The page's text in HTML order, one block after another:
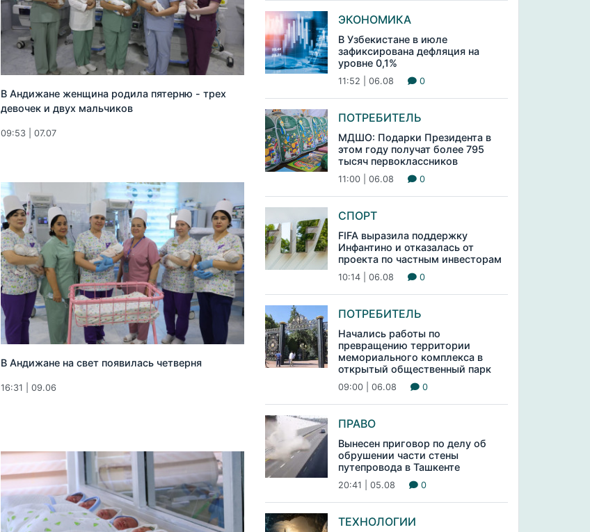
В Андижане женщина родила пятерню - трех
девочек и двух мальчиков
09:53 | 07.07
В Андижане на свет появилась четверня
16:31 | 09.06
ЭКОНОМИКА
В Узбекистане в июле
зафиксирована дефляция на
уровне 0,1%
11:52 | 06.08 0
ПОТРЕБИТЕЛЬ
МДШО: Подарки Президента в
этом году получат более 795
тысяч первоклассников
11:00 | 06.08 0
СПОРТ
FIFA выразила поддержку
Инфантино и отказалась от
проекта по частным инвесторам
10:14 | 06.08 0
ПОТРЕБИТЕЛЬ
Начались работы по
превращению территории
мемориального комплекса в
открытый общественный парк
09:00 | 06.08 0
ПРАВО
Вынесен приговор по делу об
обрушении части стены
путепровода в Ташкенте
20:41 | 05.08 0
ТЕХНОЛОГИИ